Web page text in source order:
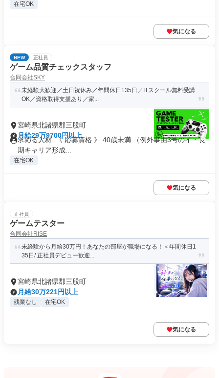
在宅OK
気になる
NEW 正社員
ゲーム品質チェックスタッフ
合同会社SKY
未経験大歓迎／土日祝休み／年間休日135日／ITスクール無料受講
OK／資格取得支援あり／家...
宮崎県北諸県郡三股町
月給29万9700円以上
求める人材: 《 応募資格 》 40歳未満 （例外事由3号のイ・長
期キャリア形成...
在宅OK
気になる
正社員
ゲームテスター
合同会社RISE
未経験から月給30万円！あなたの部屋が職場になる！＜年間休日1
35日/ 正社員デビュー歓迎...
宮崎県北諸県郡三股町
月給30万221円以上
残業なし 在宅OK
気になる